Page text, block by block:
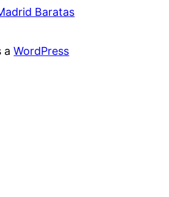
Baratas
aWordPress